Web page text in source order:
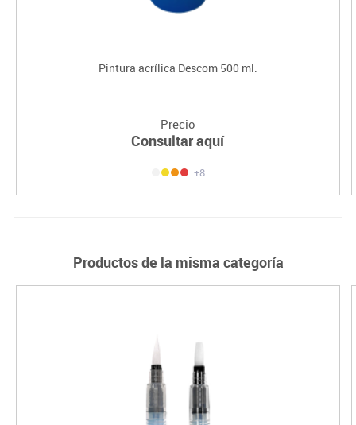
Pintura acrílica Descom 500 ml.
Precio
Consultar aquí
+8
Productos de la misma categoría